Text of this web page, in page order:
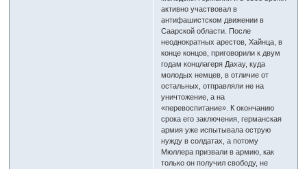
активно участвовал в
антифашистском движении в
Саарской области. После
неоднократных арестов, Хайнца, в
конце концов, приговорили к двум
годам концлагеря Дахау, куда
молодых немцев, в отличие от
остальных, отправляли не на
уничтожение, а на
«перевоспитание». К окончанию
срока его заключения, германская
армия уже испытывала острую
нужду в солдатах, а потому
Мюллера призвали в армию, как
только он получил свободу, не